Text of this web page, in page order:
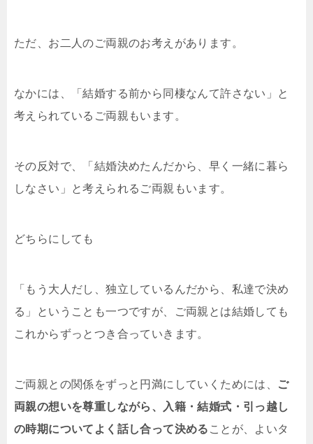
ただ、お二人のご両親のお考えがあります。
なかには、「結婚する前から同棲なんて許さない」と
考えられているご両親もいます。
その反対で、「結婚決めたんだから、早く一緒に暮ら
しなさい」と考えられるご両親もいます。
どちらにしても
「もう大人だし、独立しているんだから、私達で決め
る」ということも一つですが、ご両親とは結婚しても
これからずっとつき合っていきます。
ご両親との関係をずっと円満にしていくためには、
ご
両親の想いを尊重しながら、入籍・結婚式・引っ越し
の時期についてよく話し合って決める ことが、よいタ